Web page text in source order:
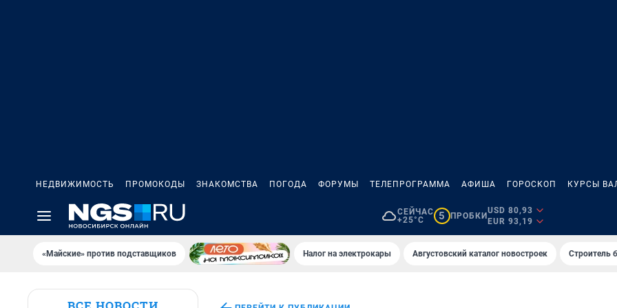
НЕДВИЖИМОСТЬ ПРОМОКОДЫ ЗНАКОМСТВА ПОГОДА ФОРУМЫ ТЕЛЕПРОГРАММА АФИША ГОРОСКОП КУРСЫ
СЕЙЧАС
+25°C
5 ПРОБКИ
USD 80,93
EUR 93,19
«Майские» против подставщиков Налог на электрокары Августовский каталог новостроек Строитель